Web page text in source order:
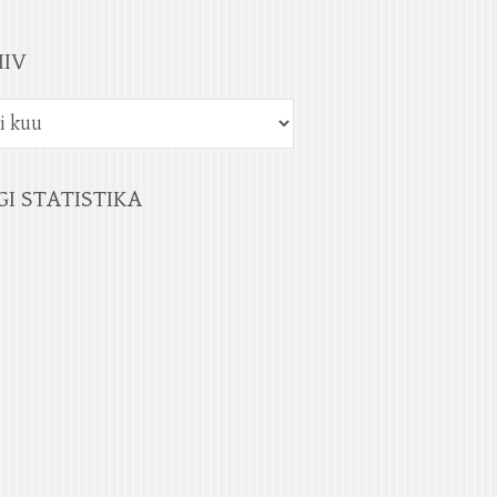
STATISTIKA